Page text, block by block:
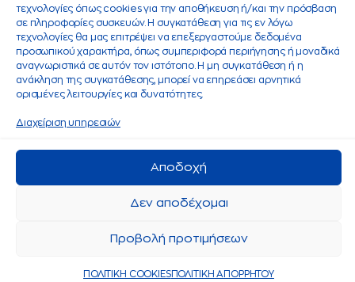
τεχνολογίες όπως cookies για την αποθήκευση ή/και την πρόσβαση
σε πληροφορίες συσκευών. Η συγκατάθεση για τις εν λόγω
τεχνολογίες θα μας επιτρέψει να επεξεργαστούμε δεδομένα
προσωπικού χαρακτήρα, όπως συμπεριφορά περιήγησης ή μοναδικά
αναγνωριστικά σε αυτόν τον ιστότοπο. Η μη συγκατάθεση ή η
ανάκληση της συγκατάθεσης, μπορεί να επηρεάσει αρνητικά
ορισμένες λειτουργίες και δυνατότητες.
Διαχείριση υπηρεσιών
Αποδοχή
Δεν αποδέχομαι
Προβολή προτιμήσεων
ΠΟΛΙΤΙΚΗ COOKIESΠΟΛΙΤΙΚΗ ΑΠΟΡΡΗΤΟΥ